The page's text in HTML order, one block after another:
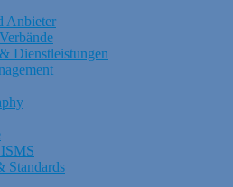
Anbieter
Dienstleistungen
Standards